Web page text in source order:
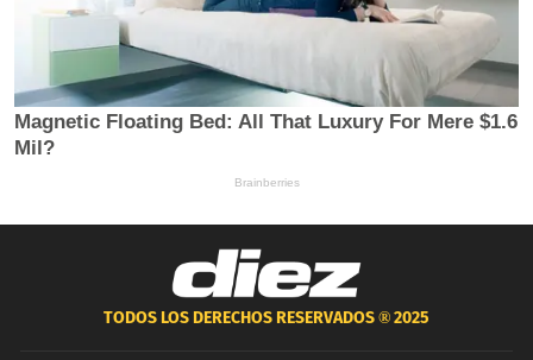
TODOS LOS DERECHOS RESERVADOS ®2025